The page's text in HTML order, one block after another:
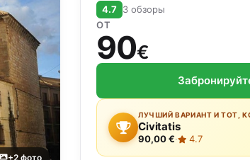
+2 фото
4.7 3 обзоры
ОТ
90€
ЛУЧШИЙ ВАРИАНТ И ТОТ,
Civitatis
90,00 €· 4.7